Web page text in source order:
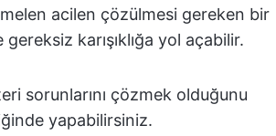
acilen çözülmesi gereken bir
karışıklığa yol açabilir.
sorunlarını çözmek olduğunu
yapabilirsiniz.